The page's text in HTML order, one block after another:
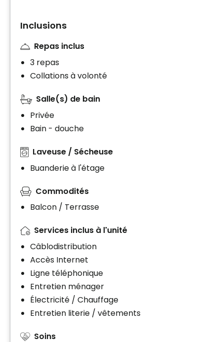
Inclusions
Repas inclus
3 repas
Collations à volonté
Salle(s) de bain
Privée
Bain - douche
Laveuse / Sécheuse
Buanderie à l'étage
Commodités
Balcon / Terrasse
Services inclus à l'unité
Câblodistribution
Accès Internet
Ligne téléphonique
Entretien ménager
Électricité / Chauffage
Entretien literie / vêtements
Soins